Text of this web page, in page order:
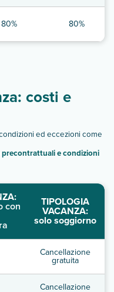
80% 80%
costi e
ed eccezioni come
e condizioni
con TIPOLOGIA
VACANZA:
solo soggiorno
Cancellazione
gratuita
Cancellazione